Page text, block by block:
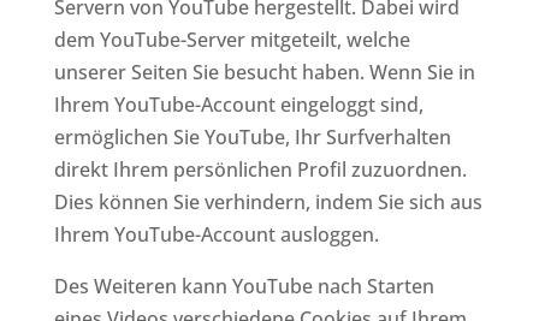
Servern von YouTube hergestellt. Dabei wird
dem YouTube-Server mitgeteilt, welche
unserer Seiten Sie besucht haben. Wenn Sie in
Ihrem YouTube-Account eingeloggt sind,
ermöglichen Sie YouTube, Ihr Surfverhalten
direkt Ihrem persönlichen Profil zuzuordnen.
Dies können Sie verhindern, indem Sie sich aus
Ihrem YouTube-Account ausloggen.
Des Weiteren kann YouTube nach Starten